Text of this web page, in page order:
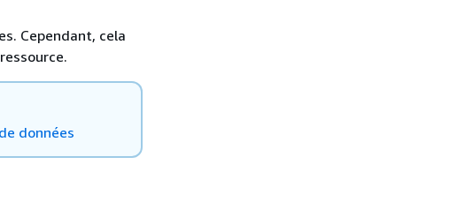
Cependant, cela
données